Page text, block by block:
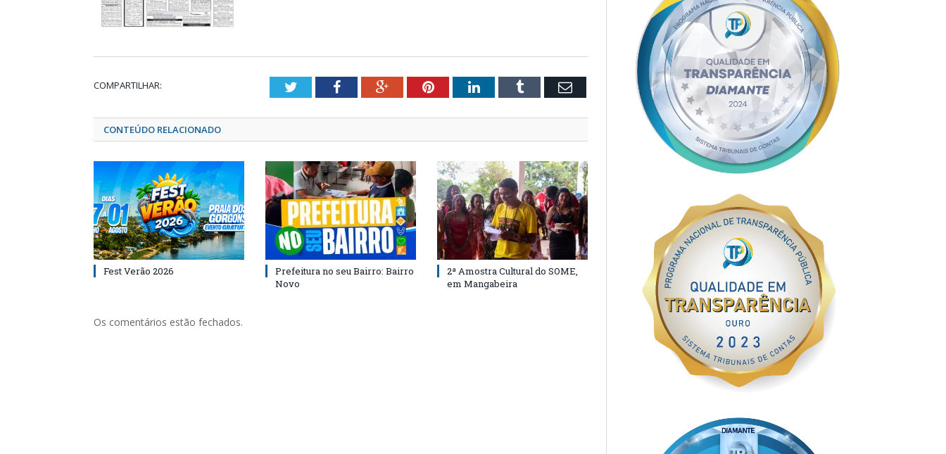
COMPARTILHAR: TwitterFacebookGoogle+PinterestLinkedInTumblr Email
CONTEÚDO RELACIONADO
Fest Verão 2026
Prefeitura no seu Bairro: Bairro
Novo
2ª Amostra Cultural do SOME,
em Mangabeira
Os comentários estão fechados.